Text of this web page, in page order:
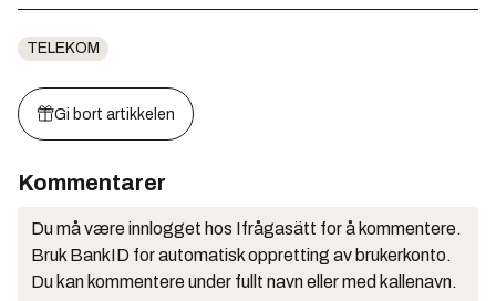
TELEKOM
Gi bort artikkelen
Kommentarer
Du må være innlogget hos Ifrågasätt for å kommentere.
Bruk BankID for automatisk oppretting av brukerkonto.
Du kan kommentere under fullt navn eller med kallenavn.